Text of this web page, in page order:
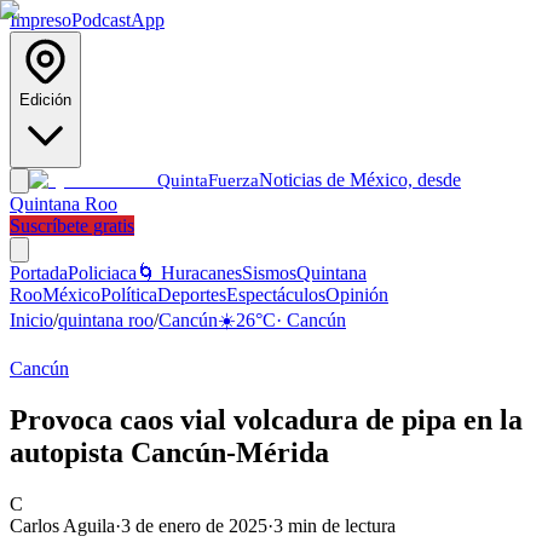
ImpresoPodcastApp
Edición
QuintaFuerzaNoticias de México, desde
Quintana Roo
Suscríbete gratis
PortadaPoliciaca 🌀 HuracanesSismosQuintana
RooMéxicoPolíticaDeportesEspectáculosOpinión
Inicio/quintana roo/Cancún☀️26°C· Cancún
Cancún
Provoca caos vial volcadura de pipa en la
autopista Cancún-Mérida
C
Carlos Aguila·3 de enero de 2025·3 min de lectura